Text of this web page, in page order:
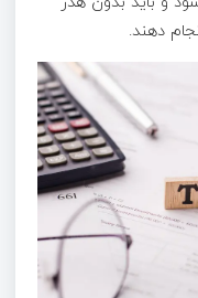
دهند.